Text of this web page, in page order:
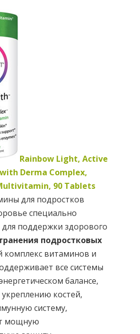
Rainbow Light, Active
Derma Complex,
90 Tablets
для подростков
специально
поддержки здорового
подростковых
комплекс витаминов и
все системы
балансе,
укреплению костей,
систему,
мощную